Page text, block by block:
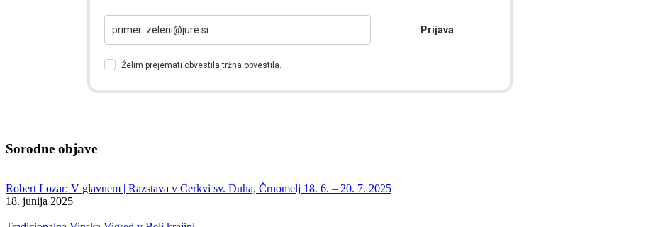
Prijava
Želim prejemati obvestila tržna obvestila.
Sorodne objave
Robert Lozar: V glavnem | Razstava v Cerkvi sv. Duha, Črnomelj 18. 6. – 20. 7. 2025
18. junija 2025